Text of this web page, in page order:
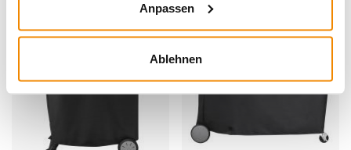
Anpassen
Ablehnen
-14% -10%